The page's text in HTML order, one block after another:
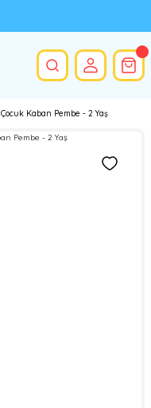
Çocuk Kaban Pembe - 2 Yaş